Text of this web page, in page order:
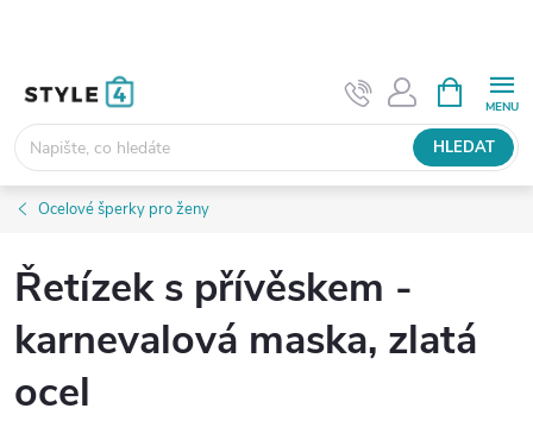
HLEDAT
NÁKUPNÍ
KOŠÍK
Ocelové šperky pro ženy
Řetízek s přívěskem -
karnevalová maska, zlatá
ocel